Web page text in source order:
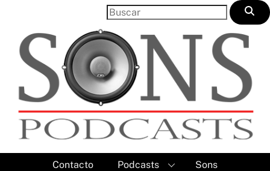
content
Contacto Podcasts Sons